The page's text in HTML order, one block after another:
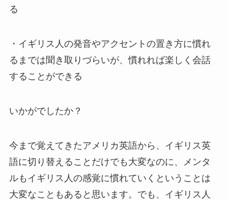
る
・イギリス人の発音やアクセントの置き方に慣れ
るまでは聞き取りづらいが、慣れれば楽しく会話
することができる
いかがでしたか？
今まで覚えてきたアメリカ英語から、イギリス英
語に切り替えることだけでも大変なのに、メンタ
ルもイギリス人の感覚に慣れていくということは
大変なこともあると思います。でも、
イギリス人